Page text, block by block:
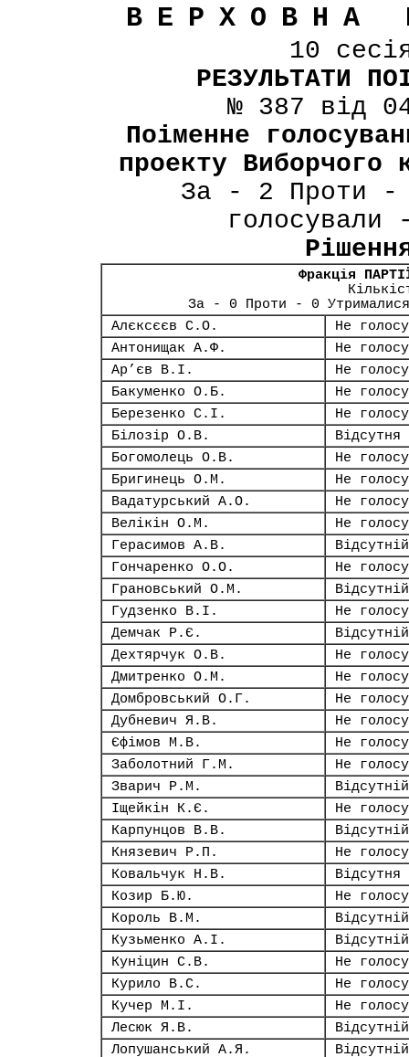
ВЕРХОВНА
10
РЕЗУЛЬТАТИ
№ 387 від
Поіменне
проекту Виборчого
За - 2 Проти -
Фракція
За - 0 Проти - 0
Алєксєєв С.О.
Не
Антонищак А.Ф.
Не
Ар’єв В.І.
Не
Бакуменко О.Б.
Не
Березенко С.І.
Не
Білозір О.В.
Відсутня
Богомолець О.В.
Не
Бригинець О.М.
Не
Вадатурський А.О.
Не
Велікін О.М.
Не
Герасимов А.В.
Відсутній
Гончаренко О.О.
Не
Грановський О.М.
Відсутній
Гудзенко В.І.
Не
Демчак Р.Є.
Відсутній
Дехтярчук О.В.
Не
Дмитренко О.М.
Не
Домбровський О.Г.
Не
Дубневич Я.В.
Не
Єфімов М.В.
Не
Заболотний Г.М.
Не
Зварич Р.М.
Відсутній
Іщейкін К.Є.
Не
Карпунцов В.В.
Відсутній
Князевич Р.П.
Не
Ковальчук Н.В.
Відсутня
Козир Б.Ю.
Не
Король В.М.
Відсутній
Кузьменко А.І.
Відсутній
Куніцин С.В.
Не
Курило В.С.
Не
Кучер М.І.
Не
Лесюк Я.В.
Відсутній
Лопушанський А.Я.
Відсутній